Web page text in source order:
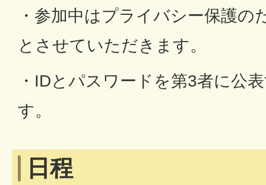
・参加中はプライバシー保護の
とさせていただきます。
・IDとパスワードを第3者に公
す。
日程